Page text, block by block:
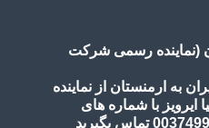
(نماینده رسمی شرکت